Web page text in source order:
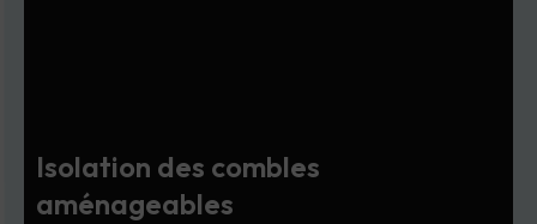
Isolation des combles
aménageables